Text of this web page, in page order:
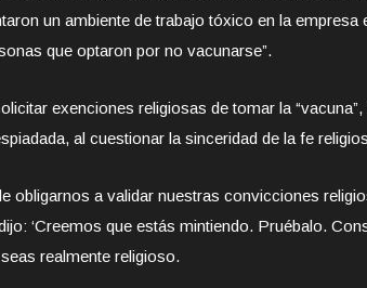
un ambiente de trabajo tóxico en la empresa
que optaron por no vacunarse”.
exenciones religiosas de tomar la
al cuestionar la sinceridad de la fe
obligarnos a validar nuestras convicciones
‘Creemos que estás mintiendo. Pruébalo.
realmente religioso.